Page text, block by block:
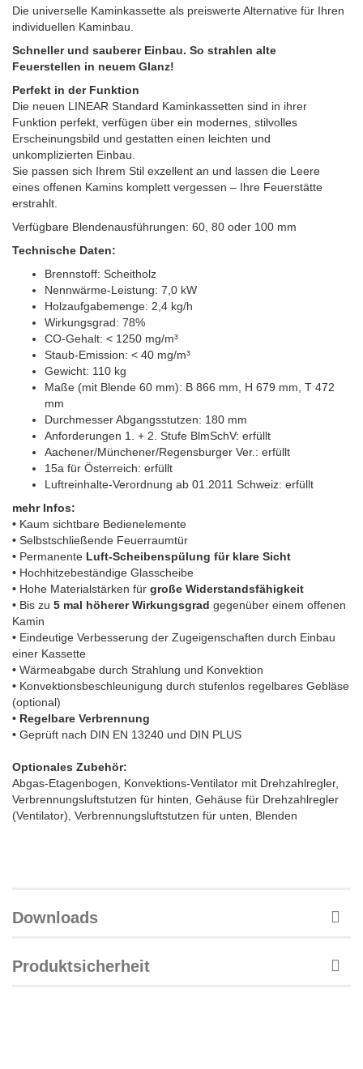
Die universelle Kaminkassette als preiswerte Alternative für Ihren
individuellen Kaminbau.
Schneller und sauberer Einbau. So strahlen alte
Feuerstellen in neuem Glanz!
Perfekt in der Funktion
Die neuen LINEAR Standard Kaminkassetten sind in ihrer
Funktion perfekt, verfügen über ein modernes, stilvolles
Erscheinungsbild und gestatten einen leichten und
unkomplizierten Einbau.
Sie passen sich Ihrem Stil exzellent an und lassen die Leere
eines offenen Kamins komplett vergessen – Ihre Feuerstätte
erstrahlt.
Verfügbare Blendenausführungen: 60, 80 oder 100 mm
Technische Daten:
Brennstoff: Scheitholz
Nennwärme-Leistung: 7,0 kW
Holzaufgabemenge: 2,4 kg/h
Wirkungsgrad: 78%
CO-Gehalt: < 1250 mg/m³
Staub-Emission: < 40 mg/m³
Gewicht: 110 kg
Maße (mit Blende 60 mm): B 866 mm, H 679 mm, T 472
mm
Durchmesser Abgangsstutzen: 180 mm
Anforderungen 1. + 2. Stufe BlmSchV: erfüllt
Aachener/Münchener/Regensburger Ver.: erfüllt
15a für Österreich: erfüllt
Luftreinhalte-Verordnung ab 01.2011 Schweiz: erfüllt
mehr Infos:
• Kaum sichtbare Bedienelemente
• Selbstschließende Feuerraumtür
• Permanente Luft-Scheibenspülung für klare Sicht
• Hochhitzebeständige Glasscheibe
• Hohe Materialstärken für große Widerstandsfähigkeit
• Bis zu 5 mal höherer Wirkungsgrad gegenüber einem offenen
Kamin
• Eindeutige Verbesserung der Zugeigenschaften durch Einbau
einer Kassette
• Wärmeabgabe durch Strahlung und Konvektion
• Konvektionsbeschleunigung durch stufenlos regelbares Gebläse
(optional)
• Regelbare Verbrennung
• Geprüft nach DIN EN 13240 und DIN PLUS
Optionales Zubehör:
Abgas-Etagenbogen, Konvektions-Ventilator mit Drehzahlregler,
Verbrennungsluftstutzen für hinten, Gehäuse für Drehzahlregler
(Ventilator), Verbrennungsluftstutzen für unten, Blenden
Downloads
Produktsicherheit